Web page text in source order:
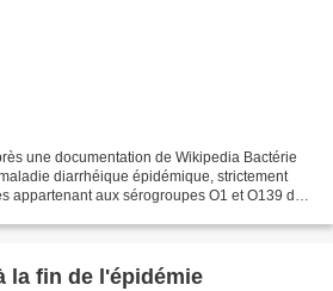
une documentation de Wikipedia Bactérie
diarrhéique épidémique, strictement
appartenant aux sérogroupes O1 et O139 de
la fin de l'épidémie